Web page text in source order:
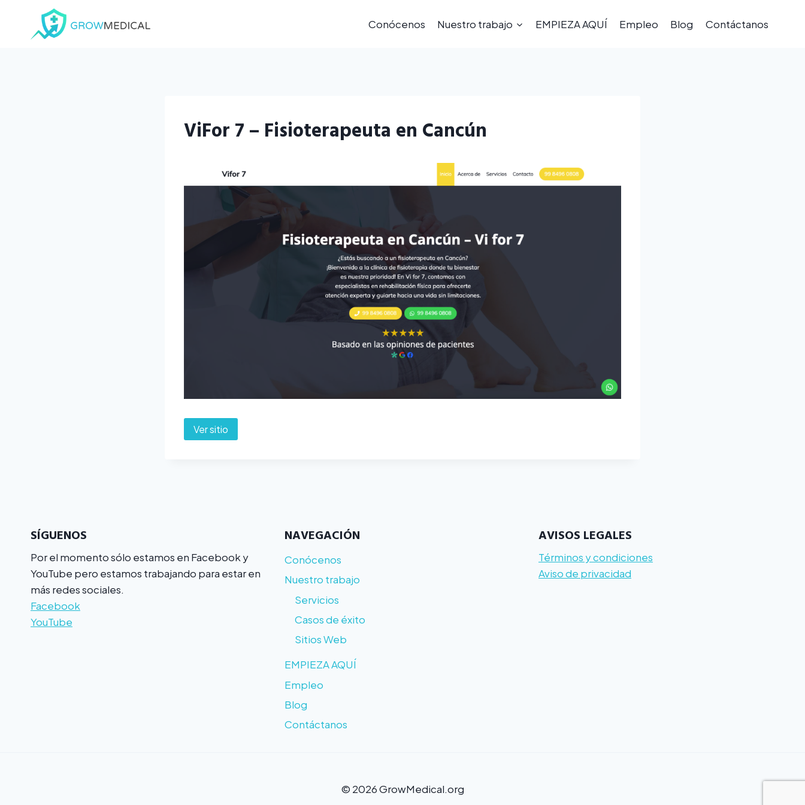
contenido
Conócenos Nuestro trabajo EMPIEZA AQUÍ Empleo Blog Contáctanos
ViFor 7 – Fisioterapeuta en Cancún
Ver sitio
SÍGUENOS
Por el momento sólo estamos en Facebook y
YouTube pero estamos trabajando para estar en
más redes sociales.
Facebook
YouTube
NAVEGACIÓN
Conócenos
Nuestro trabajo
Servicios
Casos de éxito
Sitios Web
EMPIEZA AQUÍ
Empleo
Blog
Contáctanos
AVISOS LEGALES
Términos y condiciones
Aviso de privacidad
© 2026 GrowMedical.org